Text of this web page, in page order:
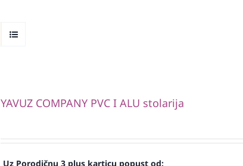
YAVUZ COMPANY PVC I ALU stolarija
Uz Porodičnu 3 plus karticu popust od: